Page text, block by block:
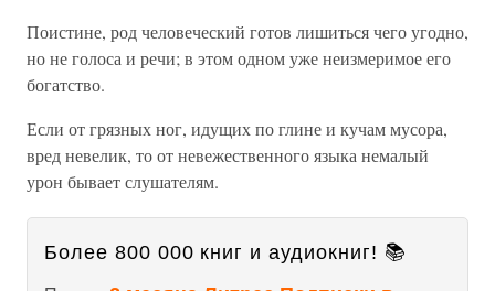
Поистине, род человеческий готов лишиться чего угодно,
но не голоса и речи; в этом одном уже неизмеримое его
богатство.
Если от грязных ног, идущих по глине и кучам мусора,
вред невелик, то от невежественного языка немалый
урон бывает слушателям.
Более 800 000 книг и аудиокниг! 📚